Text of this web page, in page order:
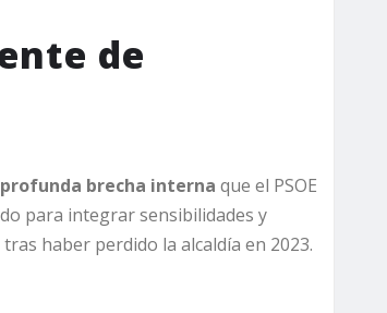
de
profunda brecha interna que el PSOE
para integrar sensibilidades y
haber perdido la alcaldía en 2023.